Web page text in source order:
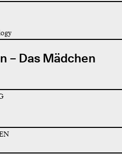
– Das Mädchen